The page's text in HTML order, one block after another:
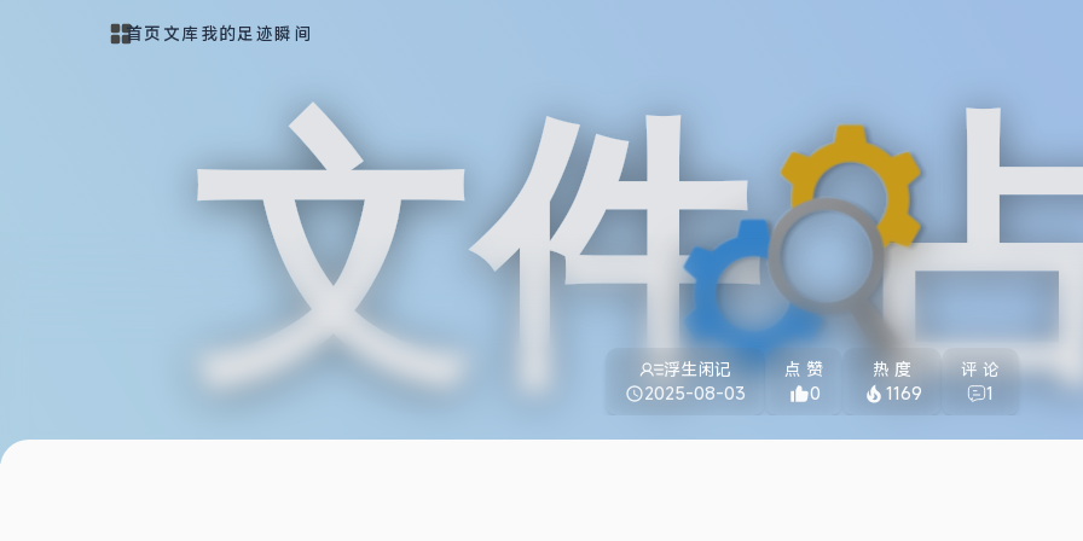
首页 文库 我的足迹瞬间
浮生闲记
2025-08-03
点 赞
0
热 度
1169
评 论
1